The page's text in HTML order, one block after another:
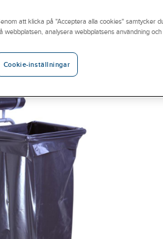
att klicka på "Acceptera alla cookies" samtycker
webbplatsen, analysera webbplatsens användning
Cookie-inställningar